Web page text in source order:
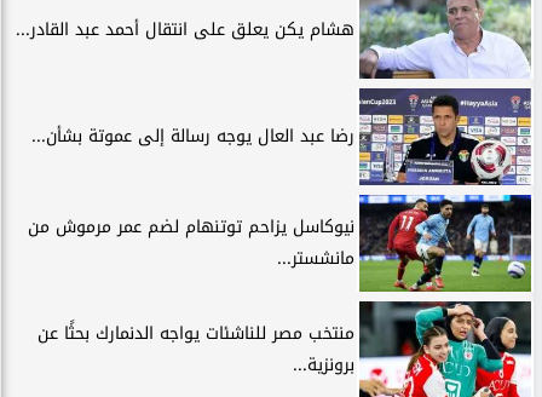
هشام يكن يعلق على انتقال أحمد عبد القادر...
رضا عبد العال يوجه رسالة إلى عموتة بشأن...
نيوكاسل يزاحم توتنهام لضم عمر مرموش من
مانشستر...
منتخب مصر للناشئات يواجه الدنمارك بحثًا عن
برونزية...